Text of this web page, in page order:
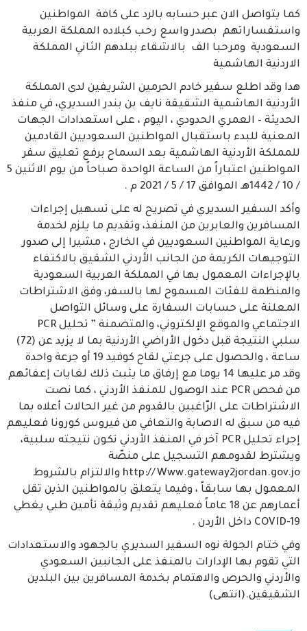
كما يتواصل الان عبر حسابه بالرد على كافة المواطنين
واستفساراتهم بصدر واسع رحب كبلاده المملكة العربية
السعودية ومرحبا الف بالاشقاء ببلدهم الثاني المملكة
الاردنية الهاشمية
هدا وقد اطلع سفير خادم الحرمين الشريفين لدى المملكة
الأردنية الهاشمية الشقيقة نايف بن بندر السديري، في منفذ
الحديثة – العمري الحدودي ، اليوم ، على استعدادات الجهات
المعنية للبدء باستقبال المواطنين السعوديين القادمين
للمملكة الأردنية الهاشمية بعد السماح برفع تعليق سفر
المواطنين اعتباراً من الساعة الواحدة صباحاً من يوم الاثنين 5
/ 10 / 1442هـ الموافق 17 / 5 / 2021 م .
وأكد السفير السديري في تصريح له على تسهيل إجراءات
المسافرين والعابرين من المنفذ، وتقديم ما يلزم لخدمة
ورعاية المواطنين السعوديين في الخارج ، مشيرا إلى صدور
التوجيهات الكريمة من الجانب الأردني الشقيق بالاكتفاء
بالإجراءات المعمول بها في المملكة العربية السعودية
والمنظمة للفئات المسموح لها بالسفر، وفق الاشتراطات
المعلنة على حسابات السفارة على وسائل التواصل
الاجتماعي والموقع الإلكتروني، والمتضمنة ” تحليل PCR
سلبي النتيجة قبل دخول الأراضي الأردنية بما لا يزيد عن (72)
ساعة ، والحصول على جرعتي لقاح كوفيد 19 أو جرعة واحدة
وقد مر عليها 14 يوما مع إرفاق ما يثبت ذلك لغايات إعفائهم
من فحص PCR عند الوصول للمنفذ الأردني ، كما نصت
الاشتراطات على الرّاغبين بالقدوم من غير الحالات أعلاه بما
فيه من سبق له الاصابة والتعافي من فيروس كورونا فعليهم
إجراء تحليل PCR آخر في المنفذ الأردني تكون نتيجته سلبية،
ويشترط لقدومهم التسجيل على منصّة
http://Www.gateway2jordan.gov.jo والالتزام بالشروط
المعمول بها سابقاً ، وفيما يتعلق بالمواطنين الذين تقل
أعمارهم عن 18 عاماً فعليهم تقديم وثيقة تأمين طبي يغطي
COVID-19 داخل الأردن .
وفي ختام الجولة نوه السفير السديري بالجهود والاستعدادات
التي تقوم بها الإدارات بالمنفذ على الجانبين السعودي
والأردني والحرص والاهتمام بخدمة المسافرين بين البلدين
الشقيقين.(انتهى)